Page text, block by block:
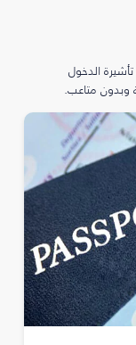
الدخول
وبدون متاعب.